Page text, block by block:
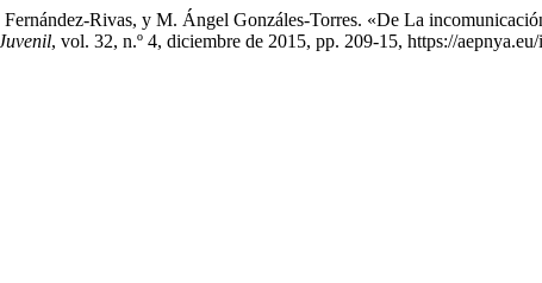
Rivas, y M. Ángel Gonzáles-Torres. «De La
, vol. 32, n.º 4, diciembre de 2015, pp. 209-15, https://